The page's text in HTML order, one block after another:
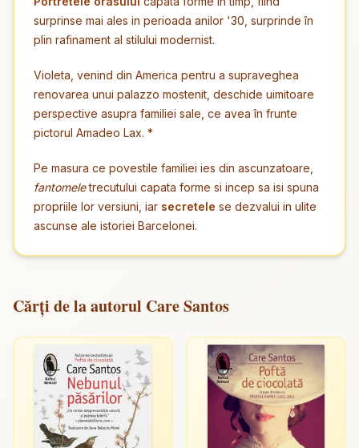
surprinse mai ales in perioada anilor '30, surprinde în
plin rafinament al stilului modernist.
Violeta, venind din America pentru a supraveghea
renovarea unui palazzo mostenit, deschide uimitoare
perspective asupra familiei sale, ce avea în frunte
pictorul Amadeo Lax. *
Pe masura ce povestile familiei ies din ascunzatoare,
fantomeletrecutului capata forme si incep sa isi spuna
propriile lor versiuni, iar secretele se dezvalui in ulite
ascunse ale istoriei Barcelonei.
Cărți de la autorul Care Santos